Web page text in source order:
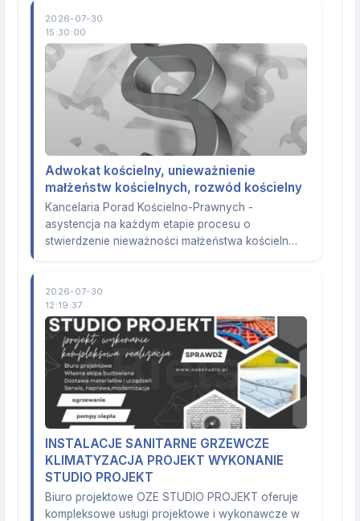
2026-07-30
15:30:00
Adwokat kościelny, unieważnienie
małżeństw kościelnych, rozwód kościelny
Kancelaria Porad Kościelno-Prawnych -
asystencja na każdym etapie procesu o
stwierdzenie nieważności małżeństwa kościeln…
2026-07-30
12:19:37
INSTALACJE SANITARNE GRZEWCZE
KLIMATYZACJA PROJEKT WYKONANIE
STUDIO PROJEKT
Biuro projektowe OZE STUDIO PROJEKT oferuje
kompleksowe usługi projektowe i wykonawcze w